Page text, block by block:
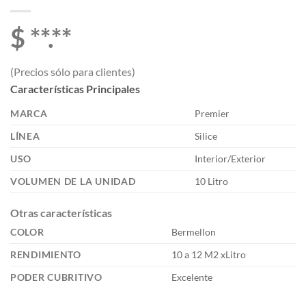
$ **.**
(Precios sólo para clientes)
Características Principales
MARCA
Premier
LÍNEA
Silice
USO
Interior/Exterior
VOLUMEN DE LA UNIDAD
10 Litro
Otras características
COLOR
Bermellon
RENDIMIENTO
10 a 12 M2 xLitro
PODER CUBRITIVO
Excelente